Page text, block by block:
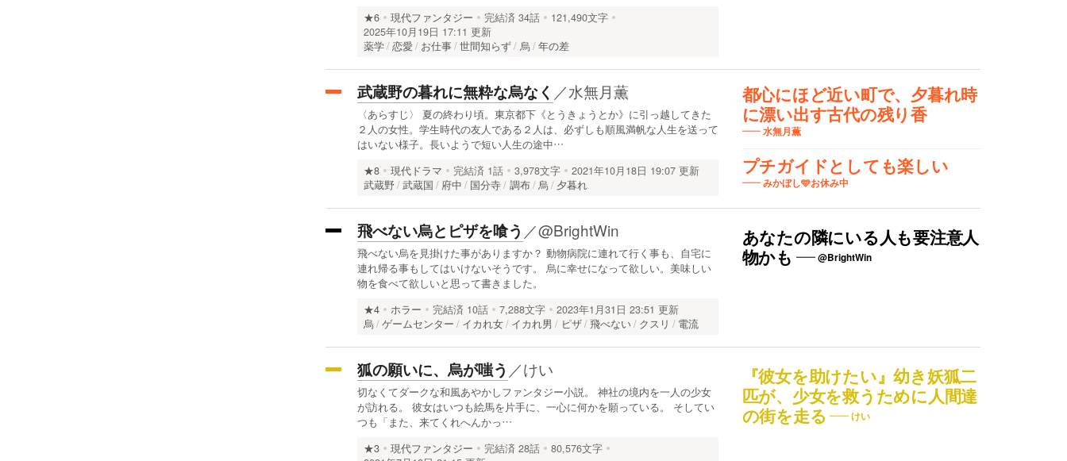
★6 現代ファンタジー 完結済 34話
121,490文字
2025年10月19日 17:11 更新
薬学 恋愛 お仕事 世間知らず 烏 年の差
都心にほど近い町で、夕暮れ時
に漂い出す古代の残り香
水無月薫
プチガイドとしても楽しい
みかぼし🩵お休み中
武蔵野の暮れに無粋な烏なく ／水無月薫
〈あらすじ〉 夏の終わり頃。東京都下《とうきょうとか》に引っ越してきた
２人の女性。学生時代の友人である２人は、必ずしも順風満帆な人生を送って
はいない様子。長いようで短い人生の途中…
★8 現代ドラマ 完結済 1話 3,978文字
2021年10月18日 19:07 更新
武蔵野 武蔵国 府中 国分寺 調布 烏 夕暮れ
あなたの隣にいる人も要注意人
物かも
@BrightWin
飛べない烏とピザを喰う ／@BrightWin
飛べない烏を見掛けた事がありますか？ 動物病院に連れて行く事も、自宅に
連れ帰る事もしてはいけないそうです。 烏に幸せになって欲しい。美味しい
物を食べて欲しいと思って書きました。
★4 ホラー 完結済 10話 7,288文字
2023年1月31日 23:51 更新
烏 ゲームセンター イカれ女 イカれ男 ピザ 飛べない クスリ 電流
『彼女を助けたい』幼き妖狐二
匹が、少女を救うために人間達
の街を走る
けい
狐の願いに、烏が嗤う ／けい
切なくてダークな和風あやかしファンタジー小説。 神社の境内を一人の少女
が訪れる。 彼女はいつも絵馬を片手に、一心に何かを願っている。 そしてい
つも「また、来てくれへんかっ…
★3 現代ファンタジー 完結済 28話
80,576文字